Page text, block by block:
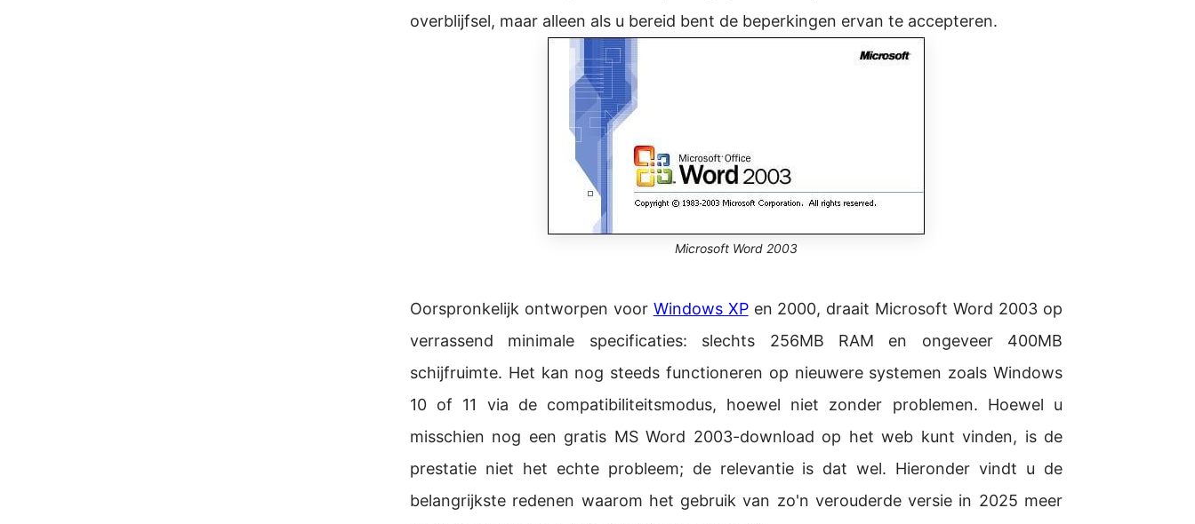
overblijfsel, maar alleen als u bereid bent de beperkingen ervan te accepteren.
Microsoft Word 2003
Oorspronkelijk ontworpen voor Windows XPen 2000, draait Microsoft Word 2003 op
verrassend minimale specificaties: slechts 256MB RAM en ongeveer 400MB
schijfruimte. Het kan nog steeds functioneren op nieuwere systemen zoals Windows
10 of 11 via de compatibiliteitsmodus, hoewel niet zonder problemen. Hoewel u
misschien nog een gratis MS Word 2003-download op het web kunt vinden, is de
prestatie niet het echte probleem; de relevantie is dat wel. Hieronder vindt u de
belangrijkste redenen waarom het gebruik van zo'n verouderde versie in 2025 meer